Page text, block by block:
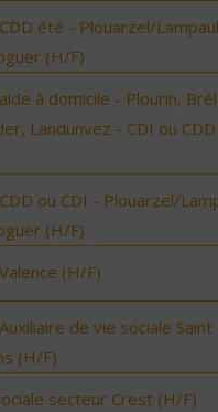
été - Plouarzel/
(H/F)
à domicile - Plourin,
Landunvez - CDI ou CDD
ou CDI - Plouarzel/
(H/F)
(H/F)
de vie sociale Saint
(H/F)
secteur Crest (H/F)